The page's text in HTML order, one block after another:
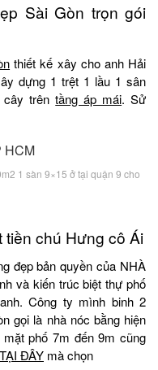
Sài Gòn trọn gói
thiết kế xây cho anh Hải
dựng 1 trệt 1 lầu 1 sân
cây trêntầng áp mái. Sử
1 sàn 9×15 ở tại quận 9 cho
tiền chú Hưng cô Ái
đẹp bản quyền của NHÀ
và kiến trúc biệt thự phố
Công ty mình binh 2
gọi là nhà nóc bằng hiện
phố 7m đến 9m cũng
ĐÂY mà chọn